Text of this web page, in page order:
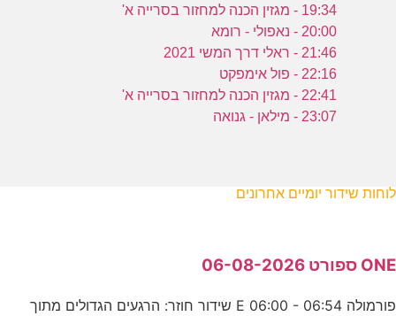
19:34 - מגזין הכנה למחזור בסרייה א'
20:00 - נאפולי - רומא
21:46 - ראלי דרך המשי 2021
22:16 - פול אימפקט
22:41 - מגזין הכנה למחזור בסרייה א'
23:07 - מילאן - גנואה
לוחות שידור יומיים אחרונים
ONE ספורט 06-08-2026
פורמולה E 06:00 - 06:54 שידור חוזר: הרגעים הגדולים מתוך